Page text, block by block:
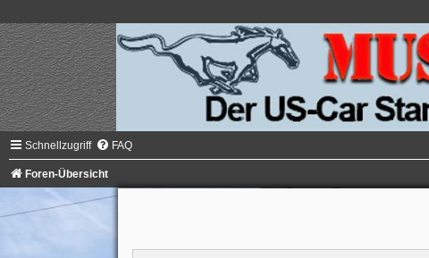
Schnellzugriff FAQ
Foren-Übersicht